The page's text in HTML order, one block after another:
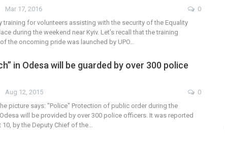
Mar 17, 2016
0
training for volunteers assisting with the security of the Equality
during the weekend near Kyiv. Let’s recall that the training
the oncoming pride was launched by UPO…
in Odesa will be guarded by over 300 police
Aug 12, 2015
0
picture says: "Police" Protection of public order during the
will be provided by over 300 police officers. It was reported
by the Deputy Chief of the…